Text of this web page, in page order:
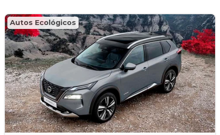
Autos Ecológicos